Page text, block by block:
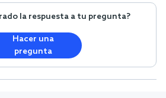
la respuesta a tu pregunta?
Hacer una
pregunta